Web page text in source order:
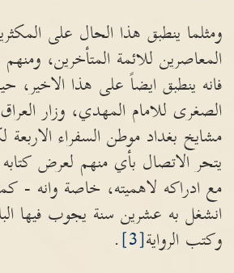
ومثلما ينطبق هذا الحال على
المعاصرين للائمة المتأخرين،
فانه ينطبق ايضاً على هذا الاخير،
الصغرى للامام المهدي، وزار
مشايخ بغداد موطن السفراء
يتحر الاتصال بأي منهم لعرض
مع ادراكه لاهميته، خاصة وانه -
انشغل به عشرين سنة يجوب فيها
وكتب الرواية[3]
.